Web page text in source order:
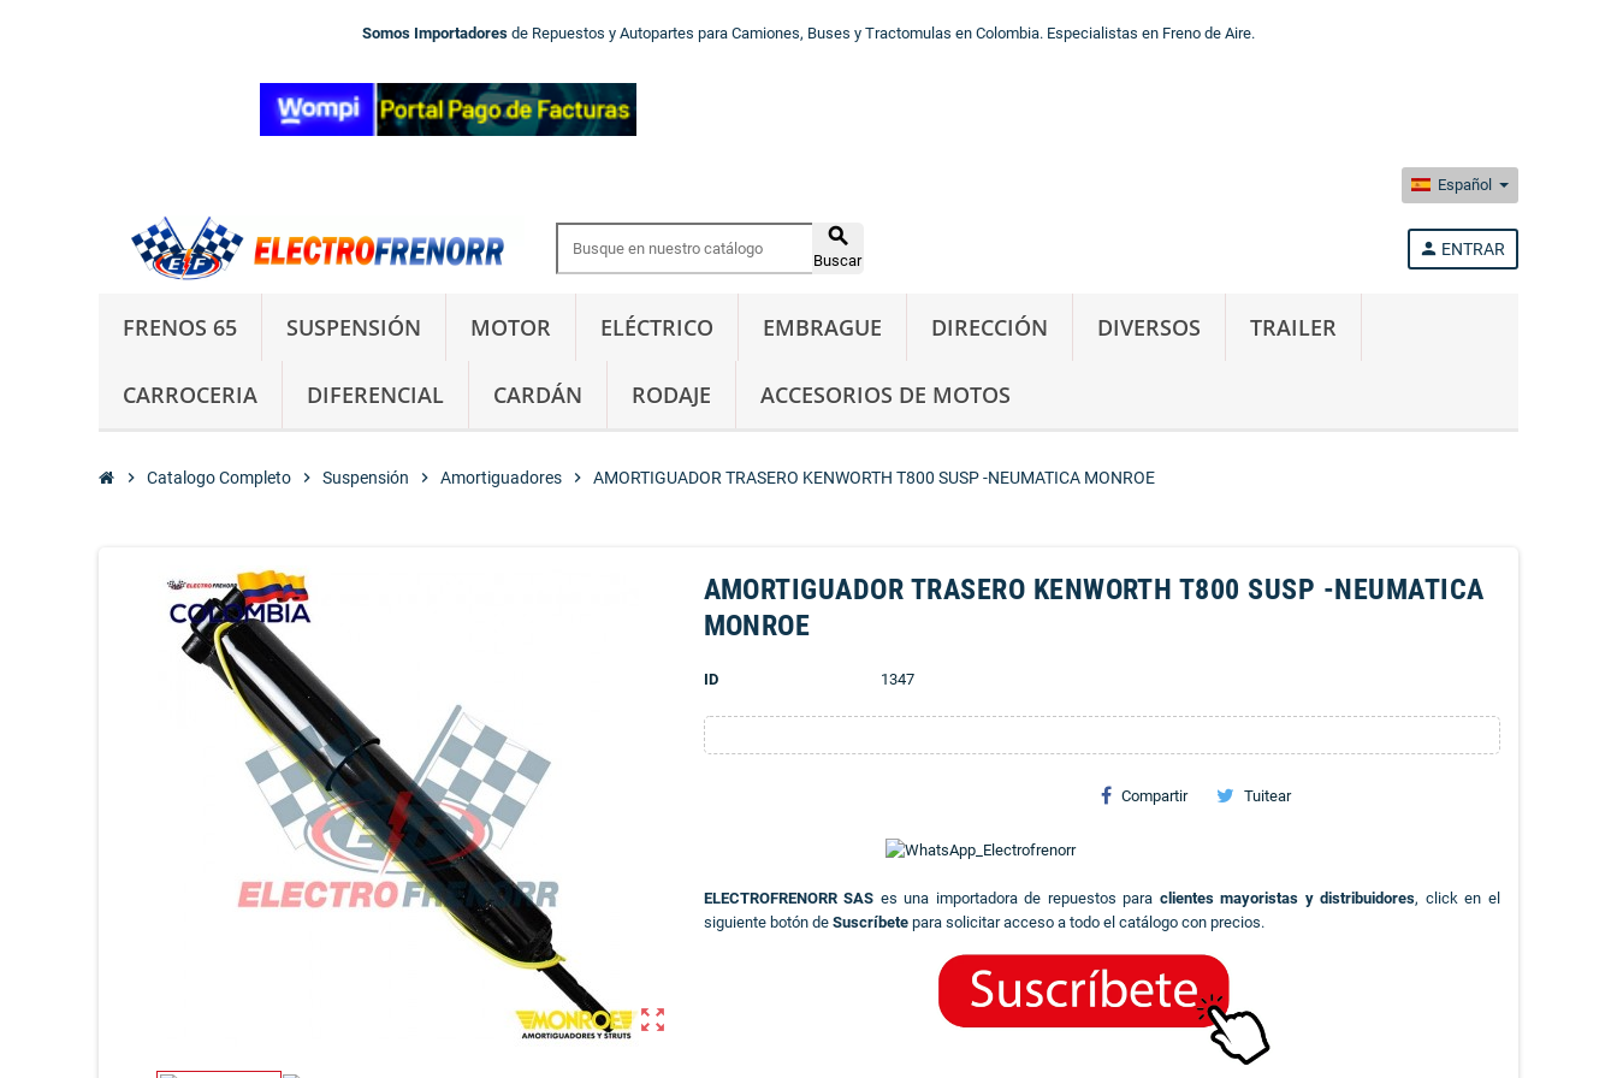
Somos Importadores de Repuestos y Autopartes para Camiones, Buses y Tractomulas en Colombia. Especialistas en Freno de Aire.
Español

Buscar
person ENTRAR
FRENOS 65 SUSPENSIÓN MOTOR ELÉCTRICO EMBRAGUE DIRECCIÓN DIVERSOS TRAILER
CARROCERIA DIFERENCIAL CARDÁN RODAJE ACCESORIOS DE MOTOS
chevron_right Catalogo Completo chevron_right Suspensión chevron_right Amortiguadores chevron_right AMORTIGUADOR TRASERO KENWORTH T800 SUSP -NEUMATICA MONROE
zoom_out_map
AMORTIGUADOR TRASERO KENWORTH T800 SUSP -NEUMATICA
MONROE
ID 1347
Compartir Tuitear
ELECTROFRENORR SAS es una importadora de repuestos para clientes mayoristas y distribuidores, click en el
siguiente botón de Suscríbetepara solicitar acceso a todo el catálogo con precios.